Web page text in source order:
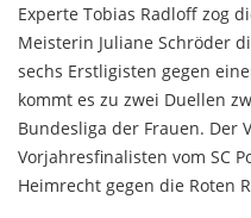
Experte Tobias Radloff zog
Meisterin Juliane Schröder
sechs Erstligisten gegen
kommt es zu zwei Duellen
Bundesliga der Frauen. Der
Vorjahresfinalisten vom SC
Heimrecht gegen die Roten